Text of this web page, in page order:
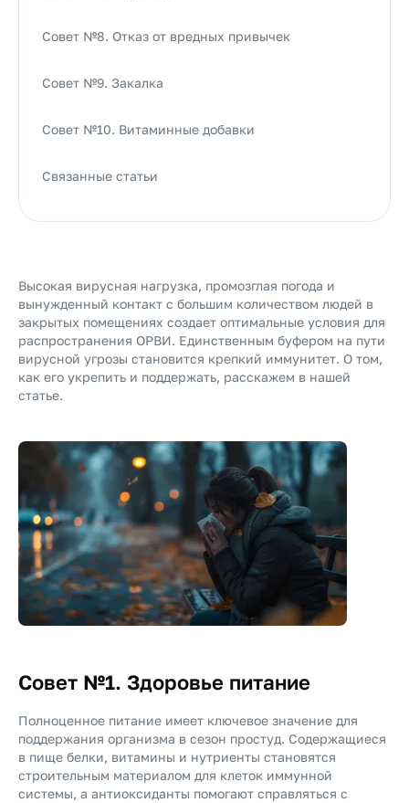
Высокая вирусная нагрузка, промозглая погода и
вынужденный контакт с большим количеством людей в
закрытых помещениях создает оптимальные условия для
распространения ОРВИ. Единственным буфером на пути
вирусной угрозы становится крепкий иммунитет. О том,
как его укрепить и поддержать, расскажем в нашей
статье.
Совет №1. Здоровье питание
Полноценное питание имеет ключевое значение для
поддержания организма в сезон простуд. Содержащиеся
в пище белки, витамины и нутриенты становятся
строительным материалом для клеток иммунной
системы, а антиоксиданты помогают справляться с
Совет №8. Отказ от вредных привычек
Совет №9. Закалка
Совет №10. Витаминные добавки
Связанные статьи